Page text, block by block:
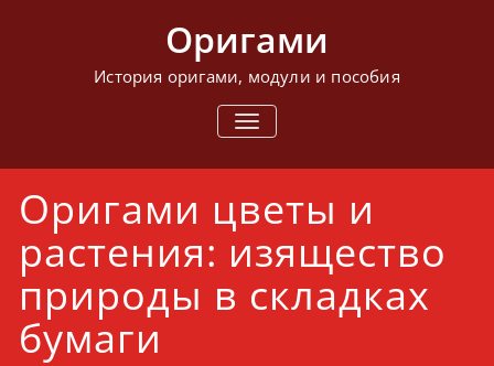
Оригами
История оригами, модули и пособия
ПОКАЗАТЬ/
СКРЫТЬ
Оригами цветы и
растения: изящество
природы в складках
бумаги